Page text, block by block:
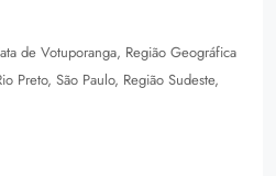
de Votuporanga, Região Geográfica
Preto, São Paulo, Região Sudeste,